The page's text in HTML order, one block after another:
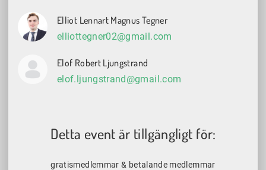
Elliot Lennart Magnus Tegner
elliottegner02@gmail.com
Elof Robert Ljungstrand
elof.ljungstrand@gmail.com
Detta event är tillgängligt för:
gratismedlemmar & betalande medlemmar